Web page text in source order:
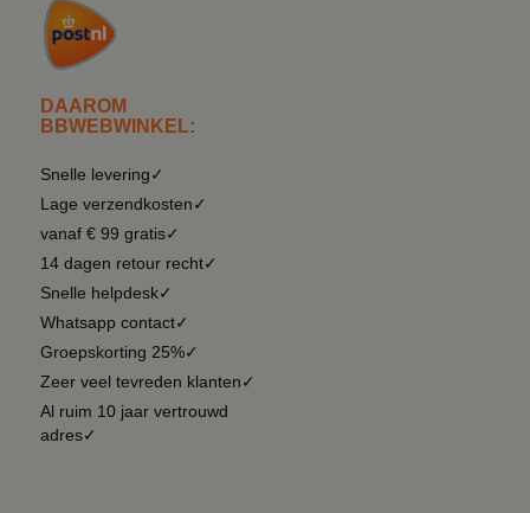
DAAROM
BBWEBWINKEL:
Snelle levering✓
Lage verzendkosten✓
vanaf € 99 gratis✓
14 dagen retour recht✓
Snelle helpdesk✓
Whatsapp contact✓
Groepskorting 25%✓
Zeer veel tevreden klanten✓
Al ruim 10 jaar vertrouwd
adres✓